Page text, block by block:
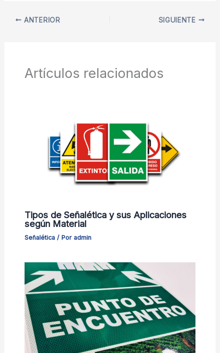
ANTERIOR SIGUIENTE
Artículos relacionados
Tipos de Señalética y sus Aplicaciones
según Material
Señalética/ Por admin